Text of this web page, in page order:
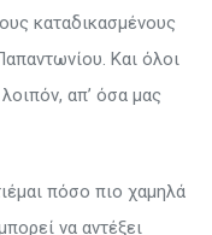
καταδικασμένους
Και όλοι
απ’ όσα μας
πόσο πιο χαμηλά
να αντέξει